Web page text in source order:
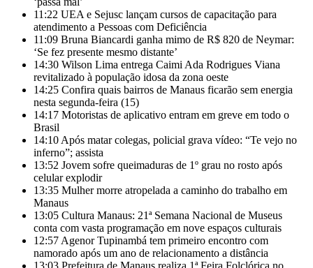
11:22 UEA e Sejusc lançam cursos de capacitação para
atendimento a Pessoas com Deficiência
11:09 Bruna Biancardi ganha mimo de R$ 820 de Neymar:
‘Se fez presente mesmo distante’
14:30 Wilson Lima entrega Caimi Ada Rodrigues Viana
revitalizado à população idosa da zona oeste
14:25 Confira quais bairros de Manaus ficarão sem energia
nesta segunda-feira (15)
14:17 Motoristas de aplicativo entram em greve em todo o
Brasil
14:10 Após matar colegas, policial grava vídeo: “Te vejo no
inferno”; assista
13:52 Jovem sofre queimaduras de 1º grau no rosto após
celular explodir
13:35 Mulher morre atropelada a caminho do trabalho em
Manaus
13:05 Cultura Manaus: 21ª Semana Nacional de Museus
conta com vasta programação em nove espaços culturais
12:57 Agenor Tupinambá tem primeiro encontro com
namorado após um ano de relacionamento a distância
13:03 Prefeitura de Manaus realiza 1ª Feira Folclórica no